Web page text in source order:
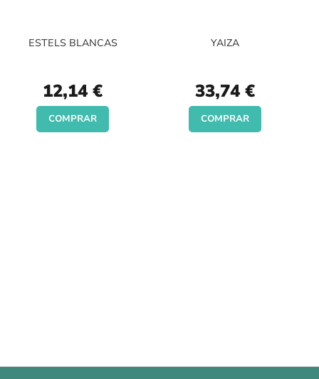
ESTELS BLANCAS
12,14 €
COMPRAR
YAIZA
33,74 €
COMPRAR